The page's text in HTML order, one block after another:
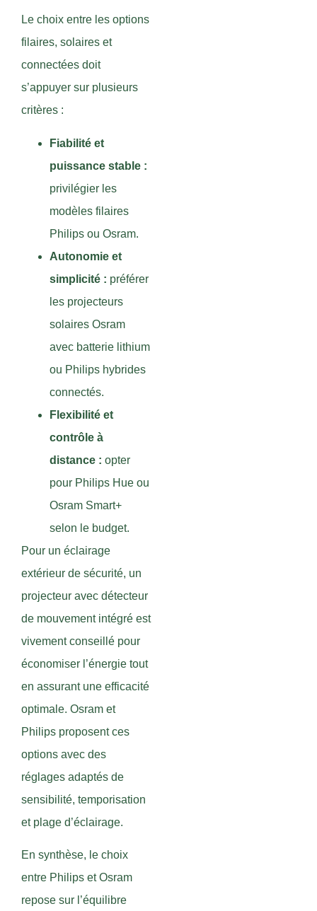
Le choix entre les options
filaires, solaires et
connectées doit
s’appuyer sur plusieurs
critères :
Fiabilité et
puissance stable :
privilégier les
modèles filaires
Philips ou Osram.
Autonomie et
simplicité : préférer
les projecteurs
solaires Osram
avec batterie lithium
ou Philips hybrides
connectés.
Flexibilité et
contrôle à
distance : opter
pour Philips Hue ou
Osram Smart+
selon le budget.
Pour un éclairage
extérieur de sécurité, un
projecteur avec détecteur
de mouvement intégré est
vivement conseillé pour
économiser l’énergie tout
en assurant une efficacité
optimale. Osram et
Philips proposent ces
options avec des
réglages adaptés de
sensibilité, temporisation
et plage d’éclairage.
En synthèse, le choix
entre Philips et Osram
repose sur l’équilibre